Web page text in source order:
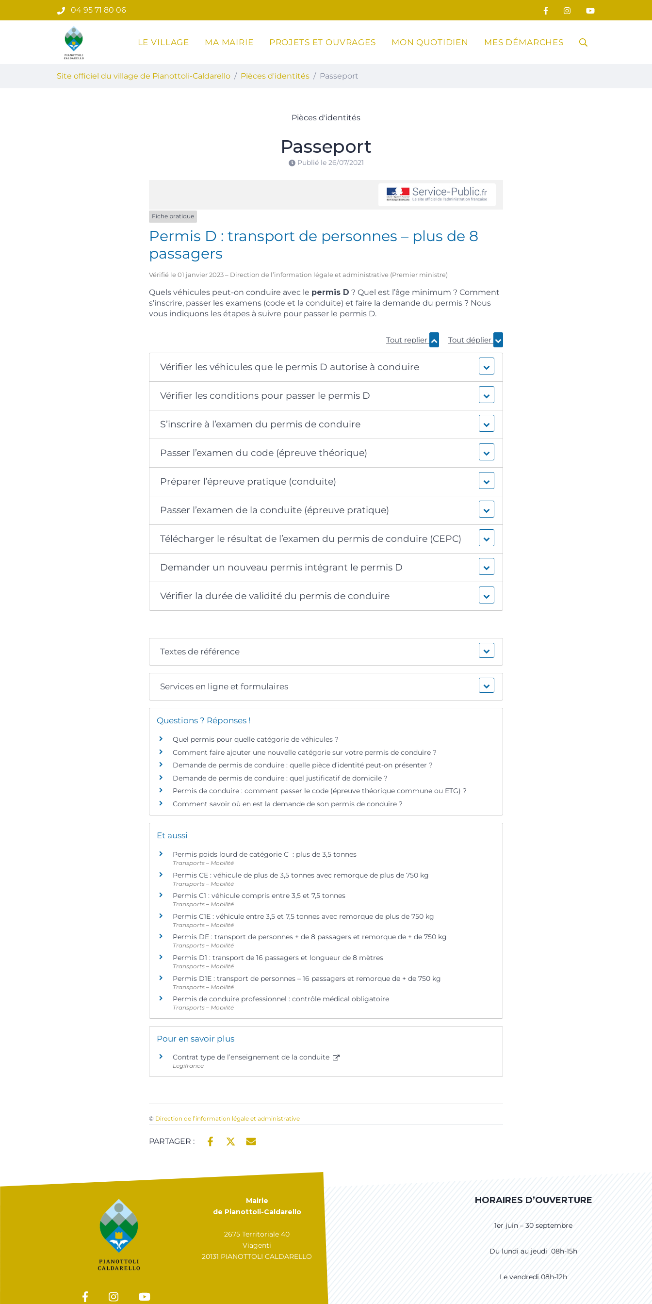
au
04 95 71 80 06
Site officiel du village de Pianottoli-Caldarello
LE VILLAGE MA MAIRIE PROJETS ET OUVRAGES MON QUOTIDIEN MES DÉMARCHES RECHERCHE
Site officiel du village de Pianottoli-Caldarello Pièces d'identités Passeport
Pièces d'identités
Passeport
Publié le 26/07/2021
Fiche pratique
Permis D : transport de personnes – plus de 8
passagers
Vérifié le 01 janvier 2023 – Direction de l’information légale et administrative (Premier ministre)
Quels véhicules peut-on conduire avec le permis D ? Quel est l’âge minimum ? Comment
s’inscrire, passer les examens (code et la conduite) et faire la demande du permis ? Nous
vous indiquons les étapes à suivre pour passer le permis D.
Tout replier Tout déplier
Vérifier les véhicules que le permis D autorise à conduire
Vérifier les conditions pour passer le permis D
S’inscrire à l’examen du permis de conduire
Passer l’examen du code (épreuve théorique)
Préparer l’épreuve pratique (conduite)
Passer l’examen de la conduite (épreuve pratique)
Télécharger le résultat de l’examen du permis de conduire (CEPC)
Demander un nouveau permis intégrant le permis D
Vérifier la durée de validité du permis de conduire
Textes de référence
Services en ligne et formulaires
Questions ? Réponses !
Quel permis pour quelle catégorie de véhicules ?
Comment faire ajouter une nouvelle catégorie sur votre permis de conduire ?
Demande de permis de conduire : quelle pièce d’identité peut-on présenter ?
Demande de permis de conduire : quel justificatif de domicile ?
Permis de conduire : comment passer le code (épreuve théorique commune ou ETG) ?
Comment savoir où en est la demande de son permis de conduire ?
Et aussi
Permis poids lourd de catégorie C : plus de 3,5 tonnes
Transports – Mobilité
Permis CE : véhicule de plus de 3,5 tonnes avec remorque de plus de 750 kg
Transports – Mobilité
Permis C1 : véhicule compris entre 3,5 et 7,5 tonnes
Transports – Mobilité
Permis C1E : véhicule entre 3,5 et 7,5 tonnes avec remorque de plus de 750 kg
Transports – Mobilité
Permis DE : transport de personnes + de 8 passagers et remorque de + de 750 kg
Transports – Mobilité
Permis D1 : transport de 16 passagers et longueur de 8 mètres
Transports – Mobilité
Permis D1E : transport de personnes – 16 passagers et remorque de + de 750 kg
Transports – Mobilité
Permis de conduire professionnel : contrôle médical obligatoire
Transports – Mobilité
Pour en savoir plus
Contrat type de l’enseignement de la conduite
Legifrance
© Direction de l’information légale et administrative
PARTAGER :
Mairie
de Pianottoli-Caldarello
2675 Territoriale 40
Viagenti
20131 PIANOTTOLI CALDARELLO
HORAIRES D’OUVERTURE
1er juin – 30 septembre
Du lundi au jeudi 08h-15h
Le vendredi 08h-12h